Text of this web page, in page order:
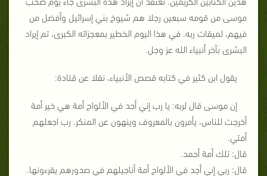
موسى من قومه سبعين رجلا هم شيوخ بني إسرائيل وأفضل من
فيهم، لميقات ربه. في هذا اليوم الخطير بمعجزاته الكبرى، تم إيراد
البشرى بآخر أنبياء الله عز وجل.
يقول ابن كثير في كتابه قصص الأنبياء، نقلا عن قتادة:
إن موسى قال لربه: يا رب إني أجد في الألواح أمة هي خير أمة
أخرجت للناس، يأمرون بالمعروف وينهون عن المنكر. رب اجعلهم
أمتي.
قال: تلك أمة أحمد.
قال: ربي إني أجد في الألواح أمة أناجيلهم في صدورهم يقرءونها.